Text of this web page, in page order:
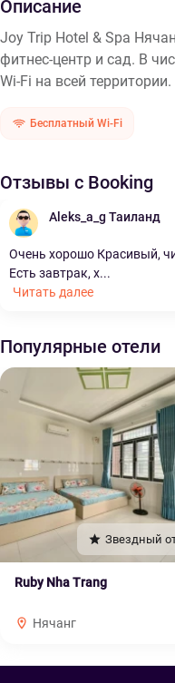
Описание
Joy Trip Hotel & Spa
фитнес-центр и сад. В
Wi-Fi на всей
Бесплатный Wi-Fi
Отзывы с Booking
Aleks_a_g Таиланд
Очень хорошо Красивый,
Есть завтрак, х...
Читать далее
Популярные отели
Звездный
Ruby Nha Trang
Нячанг